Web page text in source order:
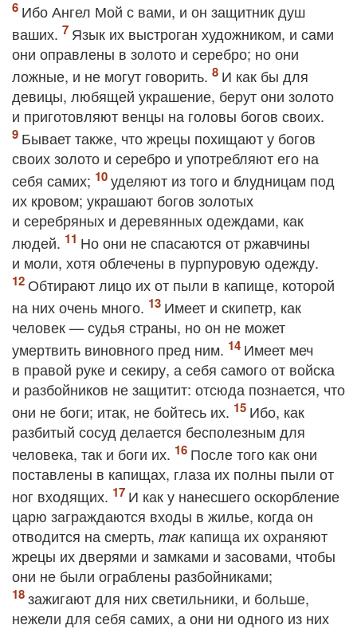
Ибо Ангел Мой с вами, и он защитник душ
ваших.
Язык их выстроган художником, и сами
они оправлены в золото и серебро; но они
ложные, и не могут говорить.
И как бы для
девицы, любящей украшение, берут они золото
и приготовляют венцы на головы богов своих.
Бывает также, что жрецы похищают у богов
своих золото и серебро и употребляют его на
себя самих;
уделяют из того и блудницам под
их кровом; украшают богов золотых
и серебряных и деревянных одеждами, как
людей.
Но они не спасаются от ржавчины
и моли, хотя облечены в пурпуровую одежду.
Обтирают лицо их от пыли в капище, которой
на них очень много.
Имеет и скипетр, как
человек — судья страны, но он не может
умертвить виновного пред ним.
Имеет меч
в правой руке и секиру, а себя самого от войска
и разбойников не защитит: отсюда познается, что
они не боги; итак, не бойтесь их.
Ибо, как
разбитый сосуд делается бесполезным для
человека, так и боги их.
После того как они
поставлены в капищах, глаза их полны пыли от
ног входящих.
И как у нанесшего оскорбление
царю заграждаются входы в жилье, когда он
отводится на смерть, так капища их охраняют
жрецы их дверями и замками и засовами, чтобы
они не были ограблены разбойниками;
зажигают для них светильники, и больше,
нежели для себя самих, а они ни одного из них